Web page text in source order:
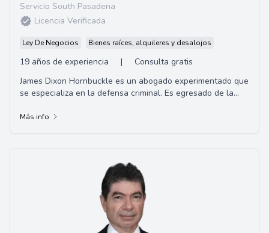
Servicio South Pasadena
Licencia Verificada
Ley De Negocios Bienes raíces, alquileres y desalojos
19 años de experiencia |
Consulta gratis
James Dixon Hornbuckle es un abogado experimentado que
se especializa en la defensa criminal. Es egresado de la
Más info